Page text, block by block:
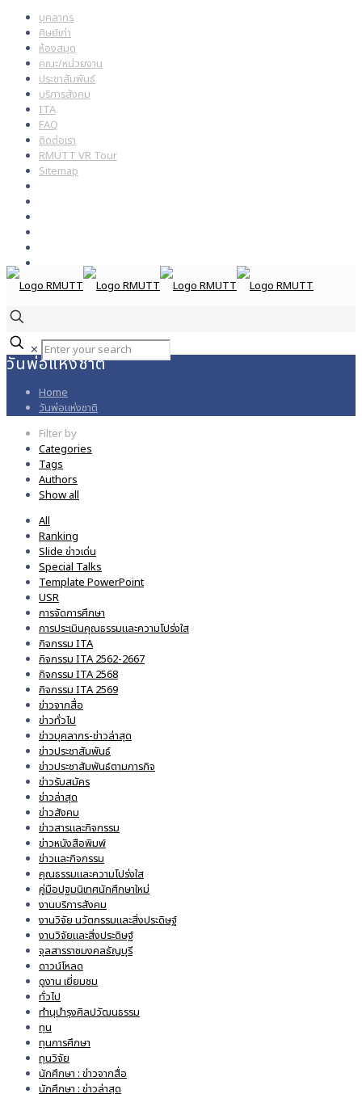
บุคลากร
ศิษย์เก่า
ห้องสมุด
คณะ/หน่วยงาน
ประชาสัมพันธ์
บริการสังคม
ITA
FAQ
ติดต่อเรา
RMUTT VR Tour
Sitemap
✕
วันพ่อแห่งชาติ
Home
วันพ่อแห่งชาติ
Filter by
Categories
Tags
Authors
Show all
All
Ranking
Slide ข่าวเด่น
Special Talks
Template PowerPoint
USR
การจัดการศึกษา
การประเมินคุณธรรมและความโปร่งใส
กิจกรรม ITA
กิจกรรม ITA 2562-2667
กิจกรรม ITA 2568
กิจกรรม ITA 2569
ข่าวจากสื่อ
ข่าวทั่วไป
ข่าวบุคลากร-ข่าวล่าสุด
ข่าวประชาสัมพันธ์
ข่าวประชาสัมพันธ์ตามภารกิจ
ข่าวรับสมัคร
ข่าวล่าสุด
ข่าวสังคม
ข่าวสารและกิจกรรม
ข่าวหนังสือพิมพ์
ข่าวและกิจกรรม
คุณธรรมและความโปร่งใส
คู่มือปฐมนิเทศนักศึกษาใหม่
งานบริการสังคม
งานวิจัย นวัตกรรมและสิ่งประดิษฐ์
งานวิจัยและสิ่งประดิษฐ์
จุลสารราชมงคลธัญบุรี
ดาวน์โหลด
ดูงาน เยี่ยมชม
ทั่วไป
ทำนุบำรุงศิลปวัฒนธรรม
ทุน
ทุนการศึกษา
ทุนวิจัย
นักศึกษา : ข่าวจากสื่อ
นักศึกษา : ข่าวล่าสุด